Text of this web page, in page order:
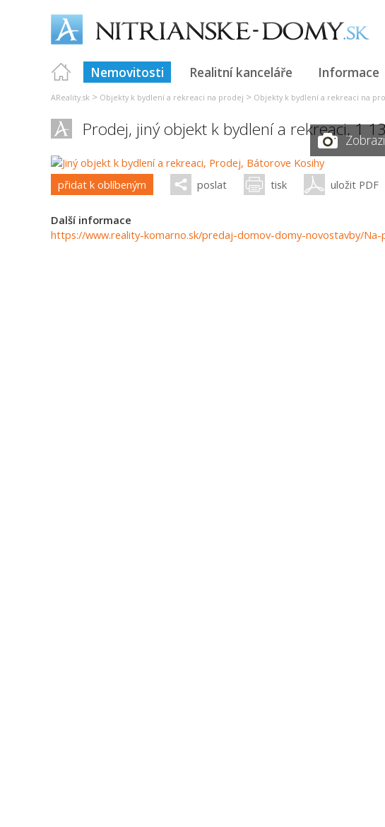
Nemovitosti Realitní kanceláře Informace
AReality.sk > Objekty k bydlení a rekreaci na prodej > Objekty k bydlení a rekreaci na
Prodej, jiný objekt k bydlení a rekreaci, 1
přidat k oblíbeným poslat tisk uložit PDF
Další informace